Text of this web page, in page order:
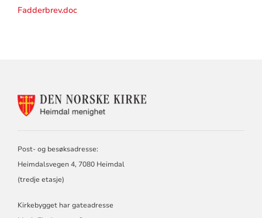
Fadderbrev.doc
KONTAKTINFORMASJON
Post- og besøksadresse:
Heimdalsvegen 4, 7080 Heimdal
(tredje etasje)
Kirkebygget har gateadresse